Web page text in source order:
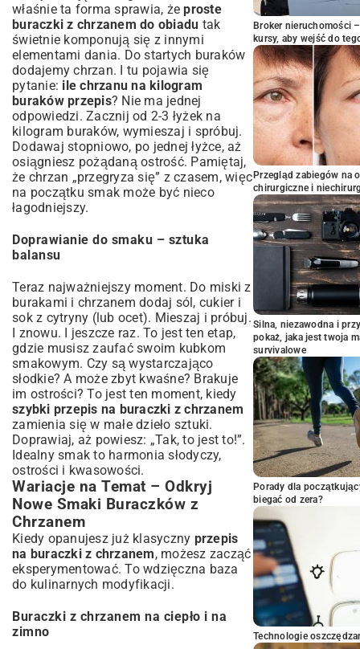
właśnie ta forma sprawia, żeproste
buraczki z chrzanem do obiadu tak
świetnie komponują się z innymi
elementami dania. Do startych buraków
dodajemy chrzan. I tu pojawia się
pytanie: ile chrzanu na kilogram
buraków przepis? Nie ma jednej
odpowiedzi. Zacznij od 2-3 łyżek na
kilogram buraków, wymieszaj i spróbuj.
Dodawaj stopniowo, po jednej łyżce, aż
osiągniesz pożądaną ostrość. Pamiętaj,
że chrzan „przegryza się” z czasem, więc
na początku smak może być nieco
łagodniejszy.
Doprawianie do smaku – sztuka
balansu
Teraz najważniejszy moment. Do miski z
burakami i chrzanem dodaj sól, cukier i
sok z cytryny (lub ocet). Mieszaj i próbuj.
I znowu. I jeszcze raz. To jest ten etap,
gdzie musisz zaufać swoim kubkom
smakowym. Czy są wystarczająco
słodkie? A może zbyt kwaśne? Brakuje
im ostrości? To jest ten moment, kiedy
szybki przepis na buraczki z chrzanem
zamienia się w małe dzieło sztuki.
Doprawiaj, aż powiesz: „Tak, to jest to!”.
Idealny smak to harmonia słodyczy,
ostrości i kwasowości.
Wariacje na Temat – Odkryj
Nowe Smaki Buraczków z
Chrzanem
Kiedy opanujesz już klasyczny przepis
na buraczki z chrzanem, możesz zacząć
eksperymentować. To wdzięczna baza
do kulinarnych modyfikacji.
Buraczki z chrzanem na ciepło i na
zimno
Broker nieruchomości
kursy, aby wejść do
Przegląd zabiegów na
chirurgiczne i
Silna, niezawodna i
pokaż, jaka jest twoja
survivalowe
Porady dla
biegać od zera?
Technologie